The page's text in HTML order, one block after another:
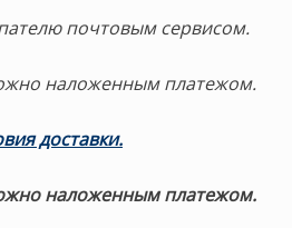
почтовым сервисом.
наложенным платежом.
доставки.
наложенным платежом.